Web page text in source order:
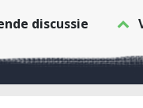
discussie